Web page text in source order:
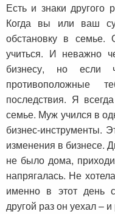
Есть и знаки другого
Когда вы или ваш
обстановку в
учиться. И неважно
бизнесу, но если
последствия. Я
семье. Муж учился в
бизнес-инструменты.
изменения в бизнесе.
не было дома,
напрягалась. Не
именно в этот день
другой раз он уехал –